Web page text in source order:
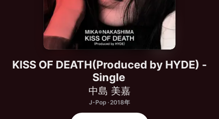
KISS OF DEATH(Produced by HYDE) -
Single
中島 美嘉
J-Pop · 2018年